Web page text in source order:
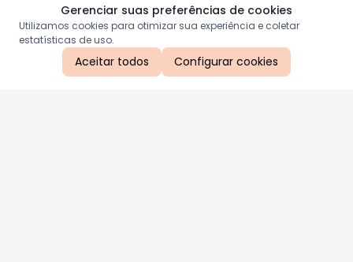
Gerenciar suas preferências de cookies
Utilizamos cookies para otimizar sua experiência e coletar
estatísticas de uso.
Aceitar todos Configurar cookies